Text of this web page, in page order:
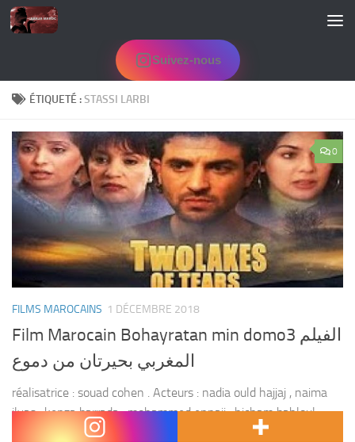
Skip to content
Suivez-nous
ÉTIQUETÉ :STASSI LARBI
0
FILMS MAROCAINS 1 DÉCEMBRE 2018
Film Marocain Bohayratan min domo3 الفيلم
المغربي بحيرتان من دموع
réalisatrice : souad cohen . Acteurs : nadia ould hajjaj , naima
ilyas , kenza barrada , mohammed ennaji , hicham bahloul ,
amina ahrif , rim amzil , fatima tihihit , salah ben...